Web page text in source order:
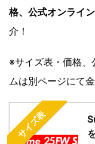
格、公式オンライ
介！
※サイズ表・価格、
ムは別ページにて
サイズ表